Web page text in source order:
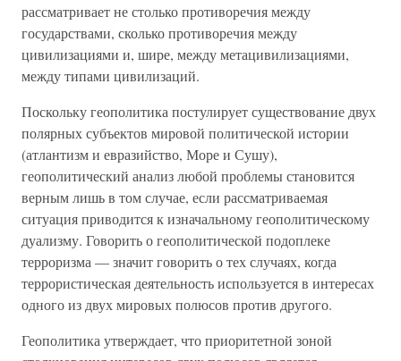
рассматривает не столько противоречия между
государствами, сколько противоречия между
цивилизациями и, шире, между метацивилизациями,
между типами цивилизаций.
Поскольку геополитика постулирует существование двух
полярных субъектов мировой политической истории
(атлантизм и евразийство, Море и Сушу),
геополитический анализ любой проблемы становится
верным лишь в том случае, если рассматриваемая
ситуация приводится к изначальному геополитическому
дуализму. Говорить о геополитической подоплеке
терроризма — значит говорить о тех случаях, когда
террористическая деятельность используется в интересах
одного из двух мировых полюсов против другого.
Геополитика утверждает, что приоритетной зоной